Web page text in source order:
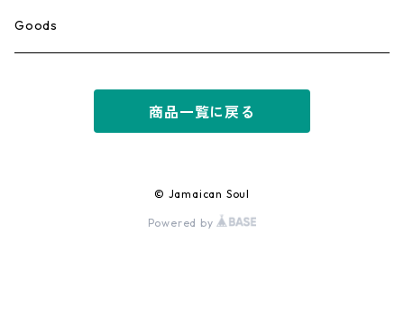
Ska
Goods
商品一覧に戻る
© Jamaican Soul
Powered by